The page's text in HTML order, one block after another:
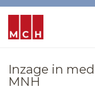
Inzage in
MNH